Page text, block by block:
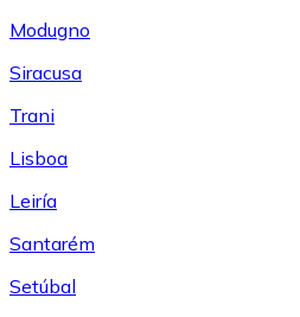
Modugno
Siracusa
Trani
Lisboa
Leiría
Santarém
Setúbal